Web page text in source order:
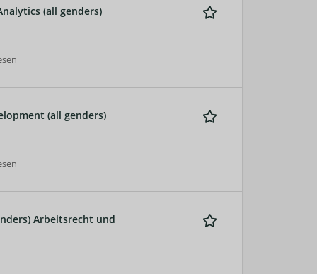
(all genders)
(all genders)
Arbeitsrecht und